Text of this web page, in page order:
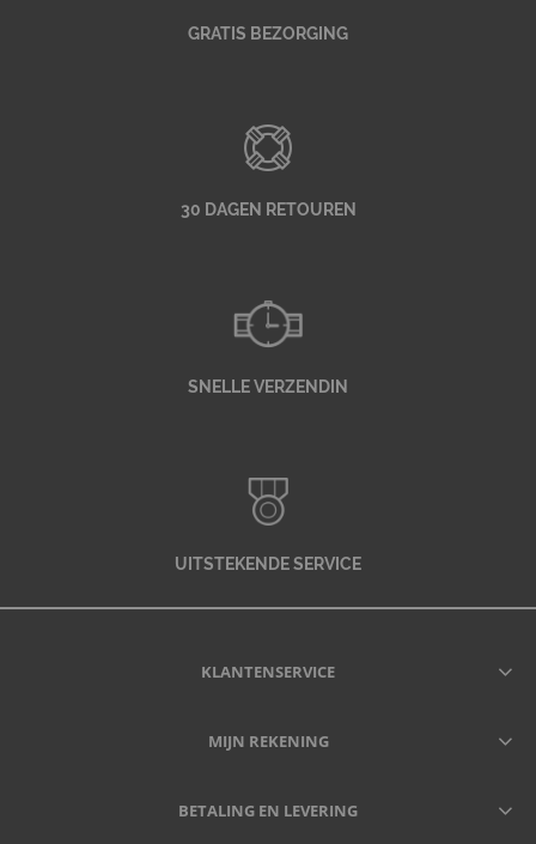
GRATIS BEZORGING
30 DAGEN RETOUREN
SNELLE VERZENDIN
UITSTEKENDE SERVICE
KLANTENSERVICE
MIJN REKENING
BETALING EN LEVERING